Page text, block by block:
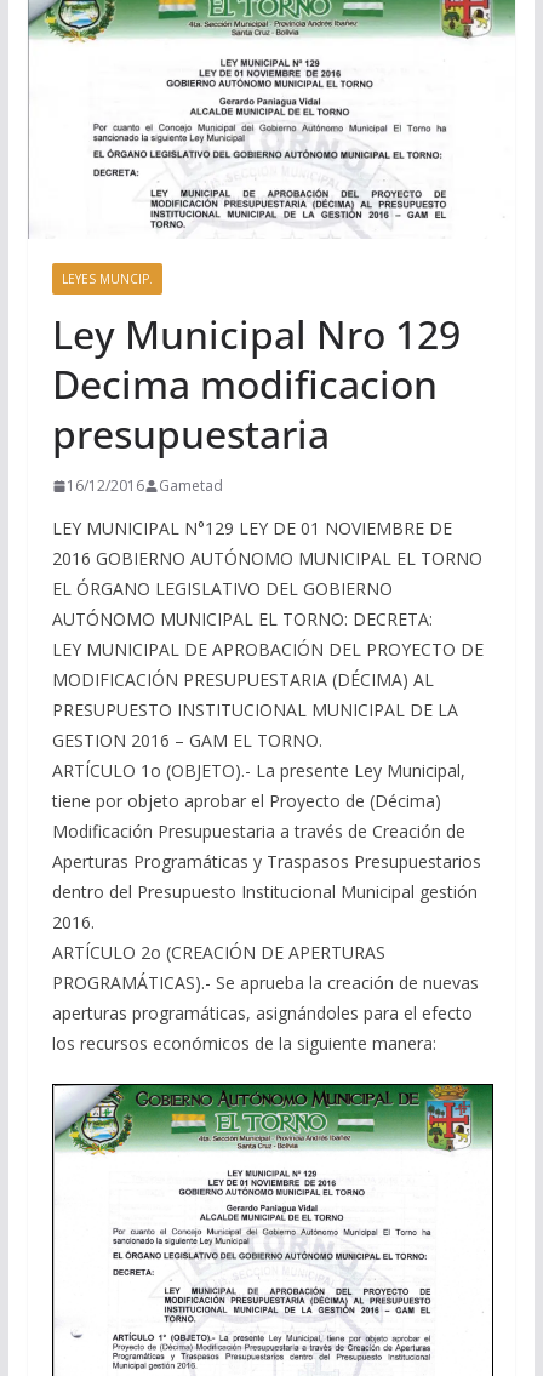
LEYES MUNCIP.
Ley Municipal Nro 129
Decima modificacion
presupuestaria
16/12/2016 Gametad
LEY MUNICIPAL N°129 LEY DE 01 NOVIEMBRE DE
2016 GOBIERNO AUTÓNOMO MUNICIPAL EL TORNO
EL ÓRGANO LEGISLATIVO DEL GOBIERNO
AUTÓNOMO MUNICIPAL EL TORNO: DECRETA:
LEY MUNICIPAL DE APROBACIÓN DEL PROYECTO DE
MODIFICACIÓN PRESUPUESTARIA (DÉCIMA) AL
PRESUPUESTO INSTITUCIONAL MUNICIPAL DE LA
GESTION 2016 – GAM EL TORNO.
ARTÍCULO 1o (OBJETO).- La presente Ley Municipal,
tiene por objeto aprobar el Proyecto de (Décima)
Modificación Presupuestaria a través de Creación de
Aperturas Programáticas y Traspasos Presupuestarios
dentro del Presupuesto Institucional Municipal gestión
2016.
ARTÍCULO 2o (CREACIÓN DE APERTURAS
PROGRAMÁTICAS).- Se aprueba la creación de nuevas
aperturas programáticas, asignándoles para el efecto
los recursos económicos de la siguiente manera: